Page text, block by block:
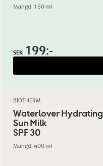
Mängd: 150 ml
SEK 199:-
BIOTHERM
Waterlover Hydrating
Sun Milk
SPF 30
Mängd: 400 ml